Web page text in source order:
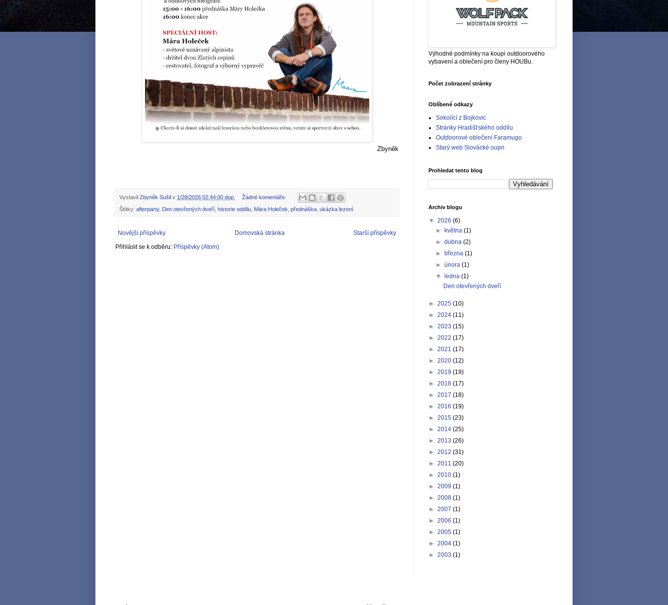
Zbyněk
Vystavil Zbyněk Sušil v 1/28/2026 02:44:00 dop. Žádné komentáře:
Štítky: afterparty, Den otevřených dveří historie oddílu Mára Holeček přednáška ukázka lezení
Novější příspěvky Starší příspěvky
Domovská stránka
Přihlásit se k odběru: Příspěvky (Atom)
Výhodné podmínky na koupi outdoorového
vybavení a oblečení pro členy HOUBu.
Počet zobrazení stránky
Oblíbené odkazy
Sokolící z Bojkovic
Stránky Hradišťského oddílu
Outdoorové oblečení Faramugo
Starý web Slovácké oupn
Prohledat tento blog
Archiv blogu
▼ 2026 (6)
►května(1)
►dubna(2)
►března(1)
►února(1)
▼ledna(1)
Den otevřených dveří
► 2025 (10)
► 2024 (11)
► 2023 (15)
► 2022 (17)
► 2021 (17)
► 2020 (12)
► 2019 (19)
► 2018 (17)
► 2017 (18)
► 2016 (19)
► 2015 (23)
► 2014 (25)
► 2013 (26)
► 2012 (31)
► 2011 (20)
► 2010 (1)
► 2009 (1)
► 2008 (1)
► 2007 (1)
► 2006 (1)
► 2005 (1)
► 2004 (1)
► 2003 (1)